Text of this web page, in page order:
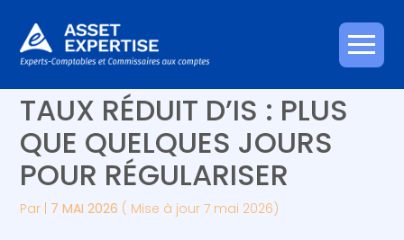
Aller
au
Créer et reprendre une activité
Gérer votre quotidien
Piloter votre entreprise
Développer votre entreprise
Piloter votre gestion
Suivre votre comptabilité
Gérer vos ressources humaines
GROUPE DE SOCIÉTÉS ET
TAUX RÉDUIT D’IS : PLUS
QUE QUELQUES JOURS
POUR RÉGULARISER
Par | 7 MAI 2026 ( Mise à jour 7 mai 2026)